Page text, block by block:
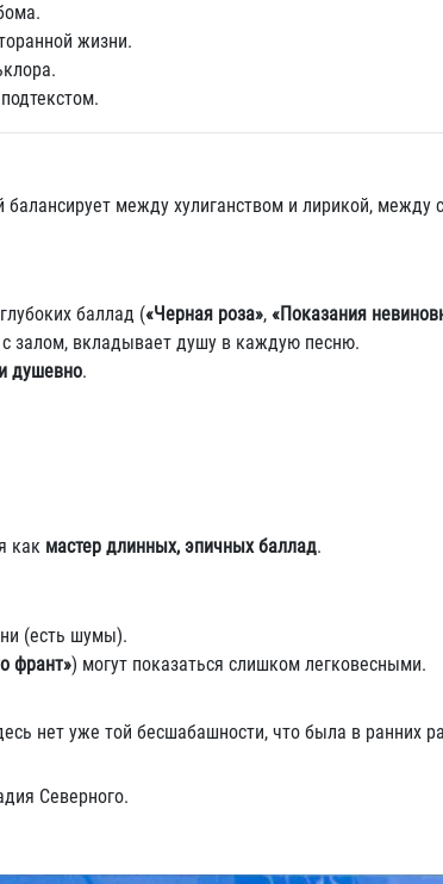
жизни.
балансирует между хулиганством и лирикой, между
баллад («Черная роза», «Показания
с залом, вкладывает душу в каждую песню.
душевно.
как мастер длинных, эпичных баллад.
(есть шумы).
франт») могут показаться слишком легковесными.
нет уже той бесшабашности, что была в ранних
Северного.